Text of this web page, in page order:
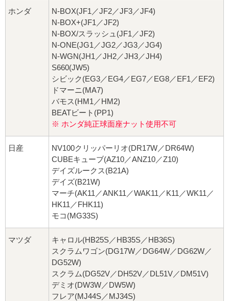
ホンダ
N-BOX(JF1／JF2／JF3／JF4)
N-BOX+(JF1／JF2)
N-BOX/スラッシュ(JF1／JF2)
N-ONE(JG1／JG2／JG3／JG4)
N-WGN(JH1／JH2／JH3／JH4)
S660(JW5)
シビック(EG3／EG4／EG7／EG8／EF1／EF2)
ドマーニ(MA7)
バモス(HM1／HM2)
BEATビート(PP1)
※ ホンダ純正球面座ナット使用不可
日産
NV100クリッパーリオ(DR17W／DR64W)
CUBEキューブ(AZ10／ANZ10／Z10)
デイズルークス(B21A)
デイズ(B21W)
マーチ(AK11／ANK11／WAK11／K11／WK11／
HK11／FHK11)
モコ(MG33S)
マツダ
キャロル(HB25S／HB35S／HB36S)
スクラムワゴン(DG17W／DG64W／DG62W／
DG52W)
スクラム(DG52V／DH52V／DL51V／DM51V)
デミオ(DW3W／DW5W)
フレア(MJ44S／MJ34S)